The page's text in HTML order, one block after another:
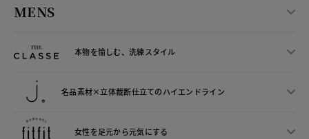
MENS
本物を愉しむ、洗練スタイル
名品素材×立体裁断仕立てのハイエンドライン
女性を足元から元気にする